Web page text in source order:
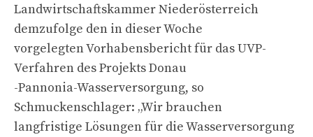
Landwirtschaftskammer Niederösterreich
demzufolge den in dieser Woche
vorgelegten Vorhabensbericht für das UVP-
Verfahren des Projekts Donau
-Pannonia-Wasserversorgung, so
Schmuckenschlager: „Wir brauchen
langfristige Lösungen für die Wasserversorgung